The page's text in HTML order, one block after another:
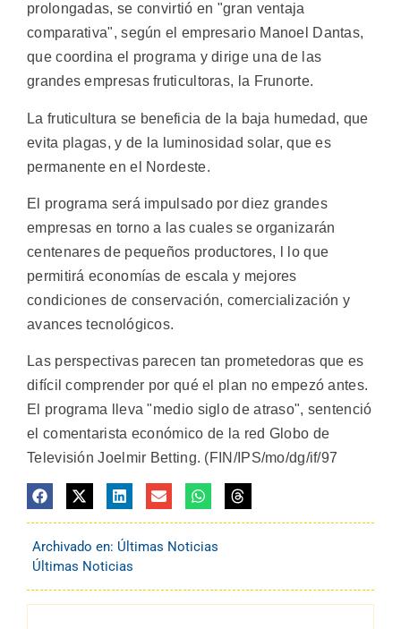
prolongadas, se convirtió en "gran ventaja
comparativa", según el empresario Manoel Dantas,
que coordina el programa y dirige una de las
grandes empresas fruticultoras, la Frunorte.
La fruticultura se beneficia de la baja humedad, que
evita plagas, y de la luminosidad solar, que es
permanente en el Nordeste.
El programa será impulsado por diez grandes
empresas en torno a las cuales se organizarán
centenares de pequeños productores, l lo que
permitirá economías de escala y mejores
condiciones de conservación, comercialización y
avances tecnológicos.
Las perspectivas parecen tan prometedoras que es
difícil comprender por qué el plan no empezó antes.
El programa lleva "medio siglo de atraso", sentenció
el comentarista económico de la red Globo de
Televisión Joelmir Betting. (FIN/IPS/mo/dg/if/97
Archivado en: Últimas Noticias
Últimas Noticias